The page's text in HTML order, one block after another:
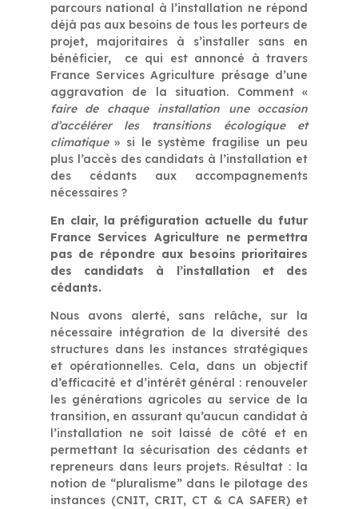
parcours national à l’installation ne répond
déjà pas aux besoins de tous les porteurs de
projet, majoritaires à s’installer sans en
bénéficier, ce qui est annoncé à travers
France Services Agriculture présage d’une
aggravation de la situation. Comment «
faire de chaque installation une occasion
d’accélérer les transitions écologique et
climatique» si le système fragilise un peu
plus l’accès des candidats à l’installation et
des cédants aux accompagnements
nécessaires ?
En clair, la préfiguration actuelle du futur
France Services Agriculture ne permettra
pas de répondre aux besoins prioritaires
des candidats à l’installation et des
cédants.
Nous avons alerté, sans relâche, sur la
nécessaire intégration de la diversité des
structures dans les instances stratégiques
et opérationnelles. Cela, dans un objectif
d’efficacité et d’intérêt général : renouveler
les générations agricoles au service de la
transition, en assurant qu’aucun candidat à
l’installation ne soit laissé de côté et en
permettant la sécurisation des cédants et
repreneurs dans leurs projets. Résultat : la
notion de “pluralisme” dans le pilotage des
instances (CNIT, CRIT, CT & CA SAFER) et